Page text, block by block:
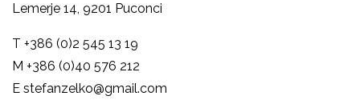
Lemerje 14, 9201 Puconci
T +386 (0)2 545 13 19
M +386 (0)40 576 212
E stefanzelko@gmail.com